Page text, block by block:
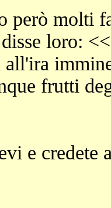
però molti
loro:
frutti
e credete